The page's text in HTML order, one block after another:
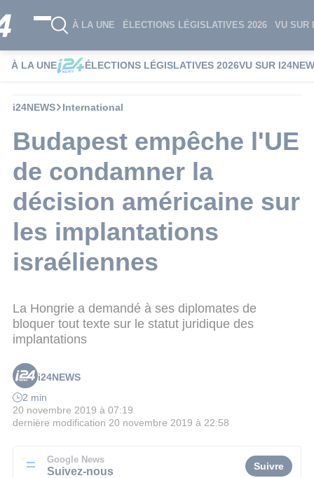
À LA UNE ÉLECTIONS LÉGISLATIVES 2026 VU SUR
À LA UNE ÉLECTIONS LÉGISLATIVES 2026VU SUR
i24NEWS International
Budapest empêche l'UE
de condamner la
décision américaine sur
les implantations
israéliennes
La Hongrie a demandé à ses diplomates de
bloquer tout texte sur le statut juridique des
implantations
i24NEWS
2 min
20 novembre 2019 à 07:19
dernière modification 20 novembre 2019 à 22:58
Google News
Suivez-nous Suivre